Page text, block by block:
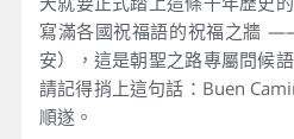
寫滿各國祝福語的祝福之牆
安），這是朝聖之路專屬問候
請記得捎上這句話：Buen
順遂。